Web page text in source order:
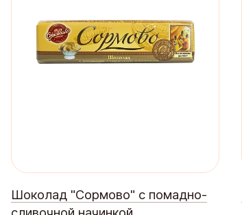
Шоколад "Сормово" с помадно-